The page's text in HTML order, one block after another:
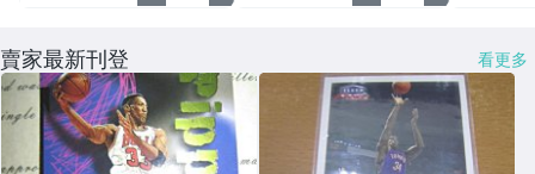
賣家最新刊登 看更多